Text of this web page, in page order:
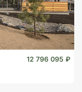
12 796 095 ₽